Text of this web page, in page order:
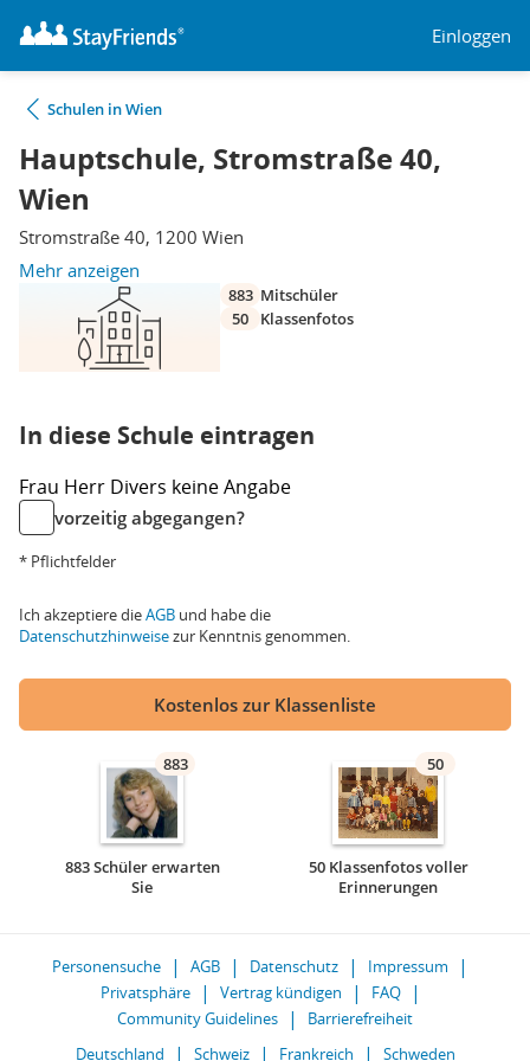
Einloggen
Schulen in Wien
Hauptschule, Stromstraße 40,
Wien
Stromstraße 40, 1200 Wien
Mehr anzeigen
883 Mitschüler
50
Klassenfotos
In diese Schule eintragen
Frau Herr Divers keine Angabe
vorzeitig abgegangen?
* Pflichtfelder
Ich akzeptiere dieAGB und habe die
Datenschutzhinweisezur Kenntnis genommen.
Kostenlos zur Klassenliste
883
883 Schüler erwarten
Sie
50
50 Klassenfotos voller
Erinnerungen
Personensuche AGB Datenschutz
Impressum
Privatsphäre
Vertrag kündigen
FAQ
Community Guidelines
Barrierefreiheit
Deutschland
Schweiz Frankreich Schweden